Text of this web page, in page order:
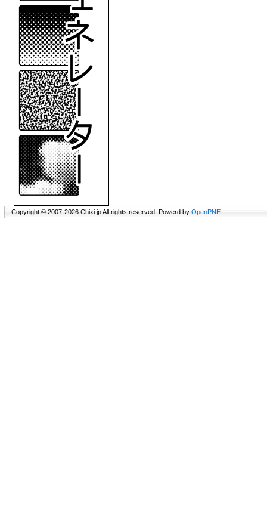
Copyright © 2007-2026 Chixi.jp All rights reserved. Powerd by OpenPNE